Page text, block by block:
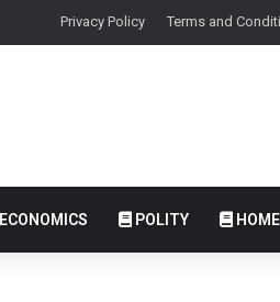
Privacy Policy Terms and
ECONOMICS POLITY